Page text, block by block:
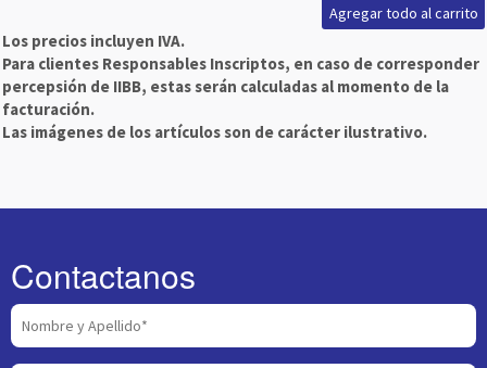
Los precios incluyen IVA.
Para clientes Responsables Inscriptos, en caso de corresponder
percepsión de IIBB, estas serán calculadas al momento de la
facturación.
Las imágenes de los artículos son de carácter ilustrativo.
Contactanos